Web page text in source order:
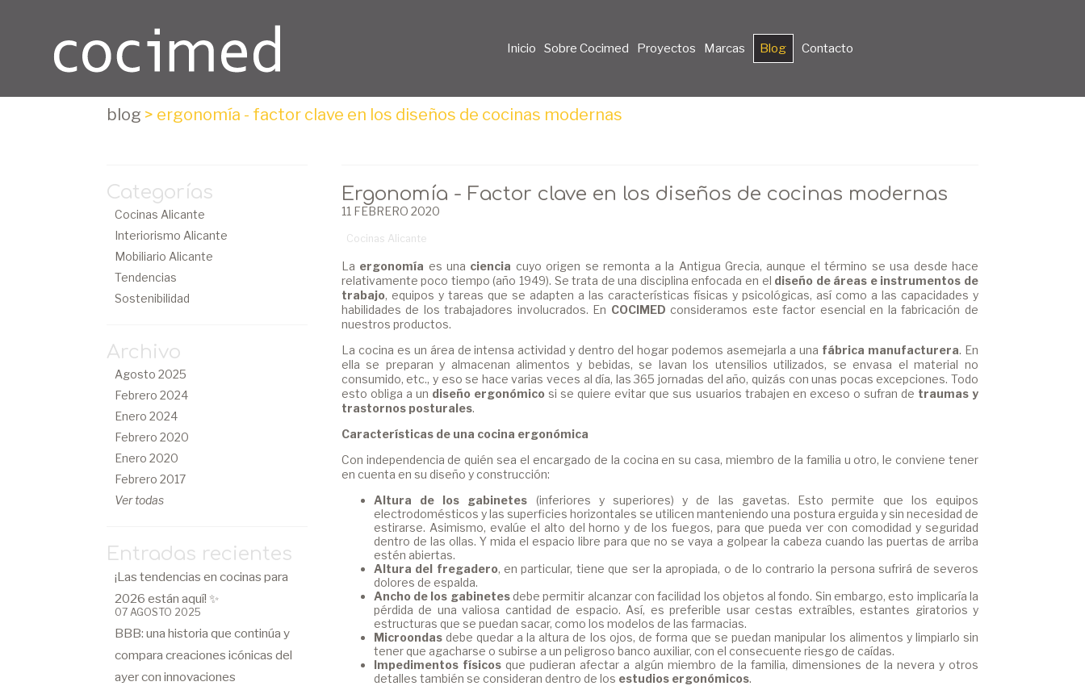
Inicio Sobre Cocimed Proyectos Marcas Blog Contacto
blog > ergonomía - factor clave en los diseños de cocinas modernas
Categorías
Cocinas Alicante
Interiorismo Alicante
Mobiliario Alicante
Tendencias
Sostenibilidad
Archivo
Agosto 2025
Febrero 2024
Enero 2024
Febrero 2020
Enero 2020
Febrero 2017
Ver todas
Entradas recientes
¡Las tendencias en cocinas para
2026 están aquí! ✨
07 AGOSTO 2025
BBB: una historia que continúa y
compara creaciones icónicas del
ayer con innovaciones
Ergonomía - Factor clave en los diseños de cocinas modernas
11 FEBRERO 2020
Cocinas Alicante
La ergonomía es una ciencia cuyo origen se remonta a la Antigua Grecia, aunque el término se usa desde hace
relativamente poco tiempo (año 1949). Se trata de una disciplina enfocada en el diseño de áreas e instrumentos de
trabajo, equipos y tareas que se adapten a las características físicas y psicológicas, así como a las capacidades y
habilidades de los trabajadores involucrados. En COCIMED consideramos este factor esencial en la fabricación de
nuestros productos.
La cocina es un área de intensa actividad y dentro del hogar podemos asemejarla a una fábrica manufacturera. En
ella se preparan y almacenan alimentos y bebidas, se lavan los utensilios utilizados, se envasa el material no
consumido, etc., y eso se hace varias veces al día, las 365 jornadas del año, quizás con unas pocas excepciones. Todo
esto obliga a un diseño ergonómico si se quiere evitar que sus usuarios trabajen en exceso o sufran de traumas y
trastornos posturales.
Características de una cocina ergonómica
Con independencia de quién sea el encargado de la cocina en su casa, miembro de la familia u otro, le conviene tener
en cuenta en su diseño y construcción:
Altura de los gabinetes (inferiores y superiores) y de las gavetas. Esto permite que los equipos
electrodomésticos y las superficies horizontales se utilicen manteniendo una postura erguida y sin necesidad de
estirarse. Asimismo, evalúe el alto del horno y de los fuegos, para que pueda ver con comodidad y seguridad
dentro de las ollas. Y mida el espacio libre para que no se vaya a golpear la cabeza cuando las puertas de arriba
estén abiertas.
Altura del fregadero, en particular, tiene que ser la apropiada, o de lo contrario la persona sufrirá de severos
dolores de espalda.
Ancho de los gabinetesdebe permitir alcanzar con facilidad los objetos al fondo. Sin embargo, esto implicaría la
pérdida de una valiosa cantidad de espacio. Así, es preferible usar cestas extraíbles, estantes giratorios y
estructuras que se puedan sacar, como los modelos de las farmacias.
Microondasdebe quedar a la altura de los ojos, de forma que se puedan manipular los alimentos y limpiarlo sin
tener que agacharse o subirse a un peligroso banco auxiliar, con el consecuente riesgo de caídas.
Impedimentos físicosque pudieran afectar a algún miembro de la familia, dimensiones de la nevera y otros
detalles también se consideran dentro de los estudios ergonómicos.